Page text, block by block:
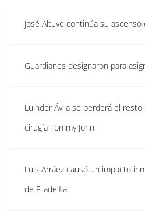
José Altuve continúa su
Guardianes designaron para
Luinder Ávila se perderá el
cirugía Tommy John
Luis Arráez causó un impacto
de Filadelfia